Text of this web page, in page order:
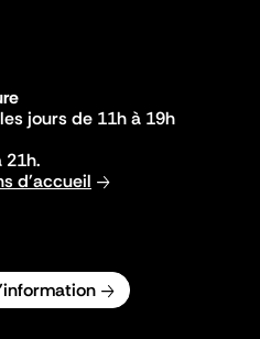
jours de 11h à 19h
21h.
d'accueil